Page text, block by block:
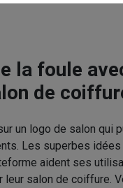
la foule
de
un logo de salon qui
Les superbes
aident ses
salon de coiffure.